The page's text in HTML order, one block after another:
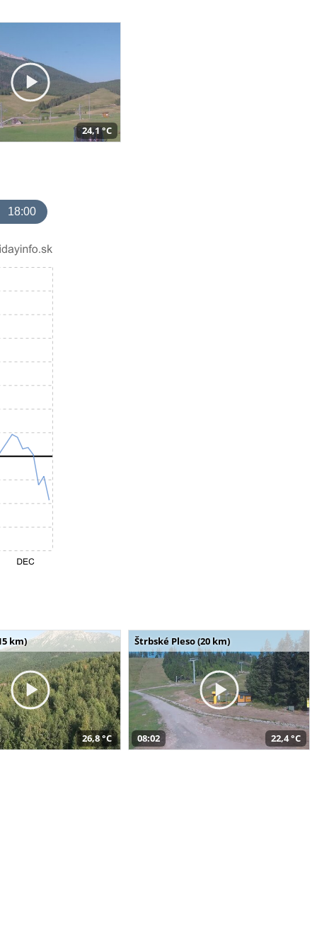
24,1 °C
18:00
km)
26,8 °C
Štrbské Pleso (20 km)
08:02 22,4 °C